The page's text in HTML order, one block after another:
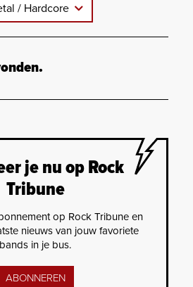
/ Hardcore
je nu op Rock
Tribune
op Rock Tribune en
nieuws van jouw favoriete
bands in je bus.
ABONNEREN